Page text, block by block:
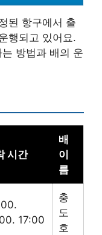
된 항구에서 출
행되고 있어요.
방법과 배의 운
시간
배
이
름
17:00
충
도
호